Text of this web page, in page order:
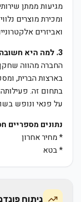
מגיעות ממתן
ומכירת מוצרים
ואביזרים
3. למה היא חשובה בשוק?
החברה מהווה
בארצות הברית,
בתחום זה.
על פנאי ונופש
נתונים מספריים
* מחיר אחרון
* בטא
ניתוח